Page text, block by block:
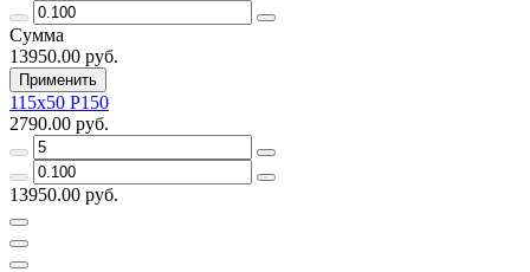
Сумма
13950.00 руб.
Применить
115х50 Р150
2790.00 руб.
13950.00 руб.